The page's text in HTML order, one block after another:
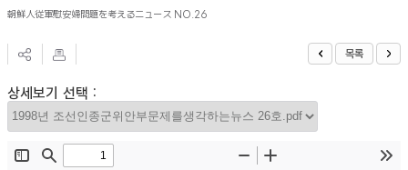
朝鮮人従軍慰安婦問題を考えるニュース NO.26
목록
상세보기 선택 :